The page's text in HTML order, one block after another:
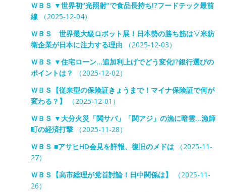
ＷＢＳ ▼世界初“光照射”で食品長持ち!?フードテック最前
線（2025-12-04）
ＷＢＳ 世界最大級ロボット展！日本勢の勝ち筋は▽米防
衛企業が日本に注力する理由（2025-12-03）
ＷＢＳ ▼住宅ローン…追加利上げでどう変化!?銀行選びの
ポイントは？
（2025-12-02）
ＷＢＳ【従来型の保険証きょうまで！マイナ保険証で何が
変わる？】
（2025-12-01）
ＷＢＳ ▼大分火災「関サバ」「関アジ」の漁に暗雲…漁師
町の経済打撃（2025-11-28）
ＷＢＳ ■アサヒHD会見を詳報、復旧のメドは（2025-11-
27）
ＷＢＳ【高市総理が党首討論！日中関係は】
（2025-11-
26）